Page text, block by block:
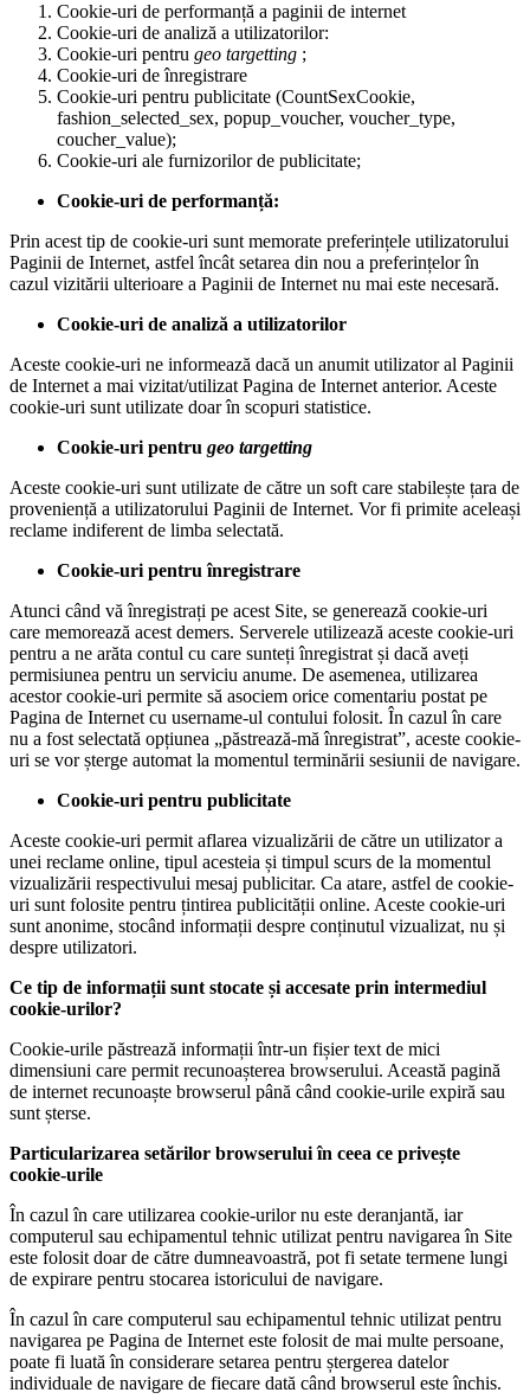
Cookie-uri de performanță a paginii de internet
Cookie-uri de analiză a utilizatorilor:
Cookie-uri pentru geo targetting ;
Cookie-uri de înregistrare
Cookie-uri pentru publicitate (CountSexCookie,
fashion_selected_sex, popup_voucher, voucher_type,
coucher_value);
Cookie-uri ale furnizorilor de publicitate;
Cookie-uri de performanță:
Prin acest tip de cookie-uri sunt memorate preferințele utilizatorului
Paginii de Internet, astfel încât setarea din nou a preferințelor în
cazul vizitării ulterioare a Paginii de Internet nu mai este necesară.
Cookie-uri de analiză a utilizatorilor
Aceste cookie-uri ne informează dacă un anumit utilizator al Paginii
de Internet a mai vizitat/utilizat Pagina de Internet anterior. Aceste
cookie-uri sunt utilizate doar în scopuri statistice.
Cookie-uri pentru geo targetting
Aceste cookie-uri sunt utilizate de către un soft care stabilește țara de
proveniență a utilizatorului Paginii de Internet. Vor fi primite aceleași
reclame indiferent de limba selectată.
Cookie-uri pentru înregistrare
Atunci când vă înregistrați pe acest Site, se generează cookie-uri
care memorează acest demers. Serverele utilizează aceste cookie-uri
pentru a ne arăta contul cu care sunteți înregistrat și dacă aveți
permisiunea pentru un serviciu anume. De asemenea, utilizarea
acestor cookie-uri permite să asociem orice comentariu postat pe
Pagina de Internet cu username-ul contului folosit. În cazul în care
nu a fost selectată opțiunea „păstrează-mă înregistrat”, aceste cookie-
uri se vor șterge automat la momentul terminării sesiunii de navigare.
Cookie-uri pentru publicitate
Aceste cookie-uri permit aflarea vizualizării de către un utilizator a
unei reclame online, tipul acesteia și timpul scurs de la momentul
vizualizării respectivului mesaj publicitar. Ca atare, astfel de cookie-
uri sunt folosite pentru țintirea publicității online. Aceste cookie-uri
sunt anonime, stocând informații despre conținutul vizualizat, nu și
despre utilizatori.
Ce tip de informații sunt stocate și accesate prin intermediul
cookie-urilor?
Cookie-urile păstrează informații într-un fișier text de mici
dimensiuni care permit recunoașterea browserului. Această pagină
de internet recunoaște browserul până când cookie-urile expiră sau
sunt șterse.
Particularizarea setărilor browserului în ceea ce privește
cookie-urile
În cazul în care utilizarea cookie-urilor nu este deranjantă, iar
computerul sau echipamentul tehnic utilizat pentru navigarea în Site
este folosit doar de către dumneavoastră, pot fi setate termene lungi
de expirare pentru stocarea istoricului de navigare.
În cazul în care computerul sau echipamentul tehnic utilizat pentru
navigarea pe Pagina de Internet este folosit de mai multe persoane,
poate fi luată în considerare setarea pentru ștergerea datelor
individuale de navigare de fiecare dată când browserul este închis.